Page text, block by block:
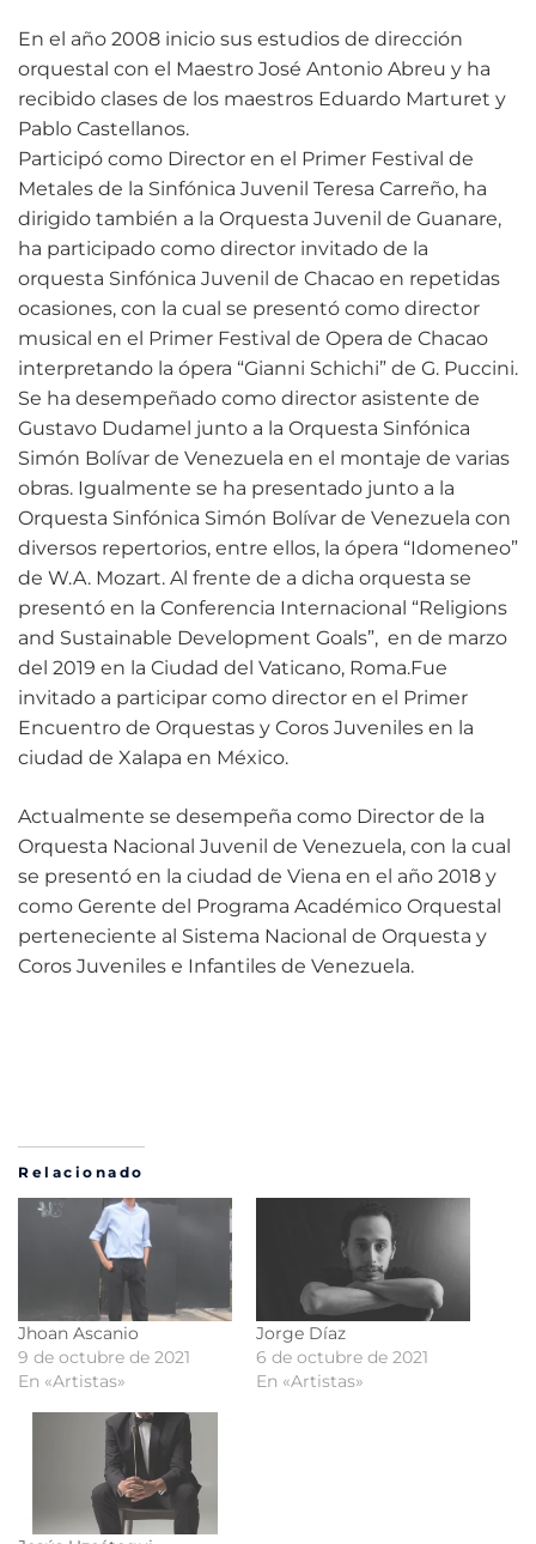
En el año 2008 inicio sus estudios de dirección
orquestal con el Maestro José Antonio Abreu y ha
recibido clases de los maestros Eduardo Marturet y
Pablo Castellanos.
Participó como Director en el Primer Festival de
Metales de la Sinfónica Juvenil Teresa Carreño, ha
dirigido también a la Orquesta Juvenil de Guanare,
ha participado como director invitado de la
orquesta Sinfónica Juvenil de Chacao en repetidas
ocasiones, con la cual se presentó como director
musical en el Primer Festival de Opera de Chacao
interpretando la ópera “Gianni Schichi” de G. Puccini.
Se ha desempeñado como director asistente de
Gustavo Dudamel junto a la Orquesta Sinfónica
Simón Bolívar de Venezuela en el montaje de varias
obras. Igualmente se ha presentado junto a la
Orquesta Sinfónica Simón Bolívar de Venezuela con
diversos repertorios, entre ellos, la ópera “Idomeneo”
de W.A. Mozart. Al frente de a dicha orquesta se
presentó en la Conferencia Internacional “Religions
and Sustainable Development Goals”, en de marzo
del 2019 en la Ciudad del Vaticano, Roma.Fue
invitado a participar como director en el Primer
Encuentro de Orquestas y Coros Juveniles en la
ciudad de Xalapa en México.
Actualmente se desempeña como Director de la
Orquesta Nacional Juvenil de Venezuela, con la cual
se presentó en la ciudad de Viena en el año 2018 y
como Gerente del Programa Académico Orquestal
perteneciente al Sistema Nacional de Orquesta y
Coros Juveniles e Infantiles de Venezuela.
Relacionado
Jhoan Ascanio
9 de octubre de 2021
En «Artistas»
Jorge Díaz
6 de octubre de 2021
En «Artistas»